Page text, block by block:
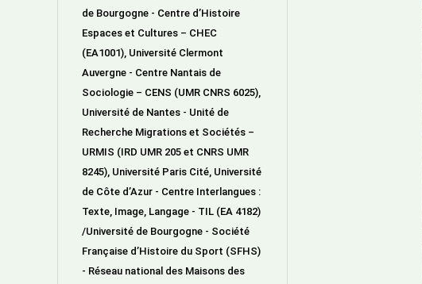
de Bourgogne - Centre d’Histoire
Espaces et Cultures – CHEC
(EA1001), Université Clermont
Auvergne - Centre Nantais de
Sociologie – CENS (UMR CNRS 6025),
Université de Nantes - Unité de
Recherche Migrations et Sociétés –
URMIS (IRD UMR 205 et CNRS UMR
8245), Université Paris Cité, Université
de Côte d’Azur - Centre Interlangues :
Texte, Image, Langage - TIL (EA 4182)
/Université de Bourgogne - Société
Française d’Histoire du Sport (SFHS)
- Réseau national des Maisons des